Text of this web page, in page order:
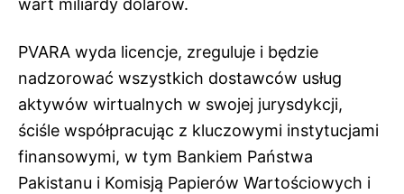
PVARA wyda licencje, zreguluje i będzie
nadzorować wszystkich dostawców usług
aktywów wirtualnych w swojej jurysdykcji,
ściśle współpracując z kluczowymi instytucjami
finansowymi, w tym Bankiem Państwa
Pakistanu i Komisją Papierów Wartościowych i